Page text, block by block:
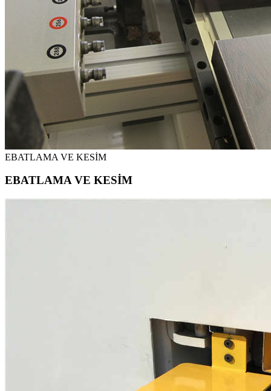
EBATLAMA VE KESİM
EBATLAMA VE KESİM